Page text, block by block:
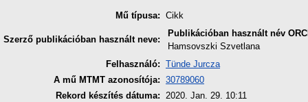
Mű típusa: Cikk
Szerző publikációban használt neve:
Publikációban használt név
Hamsovszki Szvetlana
Felhasználó: Tünde Jurcza
A mű MTMT azonosítója: 30789060
Rekord készítés dátuma: 2020. Jan. 29. 10:11